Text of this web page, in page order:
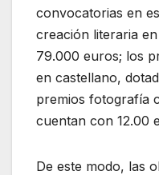
convocatorias en
creación literaria
79.000 euros; los
en castellano,
premios fotografía
cuentan con 12.00
De este modo, las